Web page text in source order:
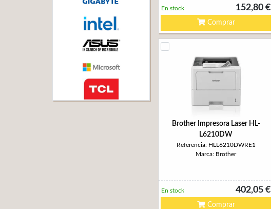
152,80 €
En stock
Comprar
Brother Impresora Laser HL-
L6210DW
Referencia: HLL6210DWRE1
Marca: Brother
402,05 €
En stock
Comprar